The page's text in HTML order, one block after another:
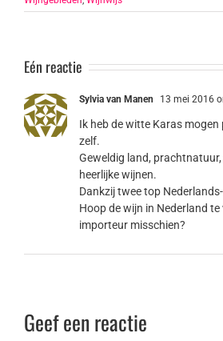
Eén reactie
Sylvia van Manen 13 mei 2016
Ik heb de witte Karas mogen
zelf.
Geweldig land,
heerlijke wijnen.
Dankzij twee top
Hoop de wijn in Nederland te
importeur misschien?
Geef een reactie